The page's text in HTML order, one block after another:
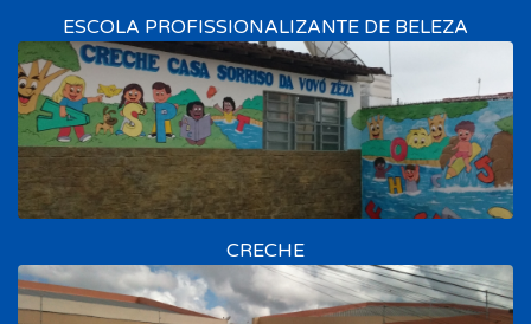
ESCOLA PROFISSIONALIZANTE DE BELEZA
CRECHE